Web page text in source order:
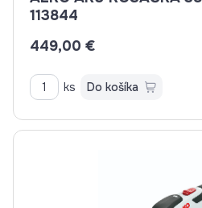
113844
449,00 €
ks Do košíka